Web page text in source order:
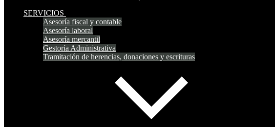
SERVICIOS
Asesoría fiscal y contable
Asesoría laboral
Asesoría mercantil
Gestoría Administrativa
Tramitación de herencias, donaciones y escrituras